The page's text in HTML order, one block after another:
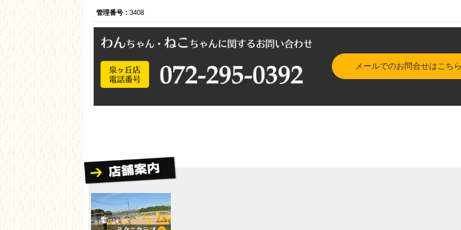
管理番号： 3408
メールでのお問合せはこち